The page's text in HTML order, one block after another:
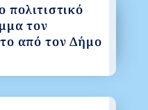
πολιτιστικό
τον
από τον Δήμο